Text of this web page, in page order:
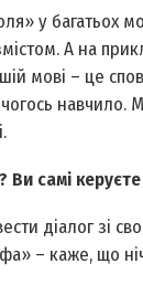
у багатьох
А на
мові – це
навчило.
самі
діалог зі
– каже, що